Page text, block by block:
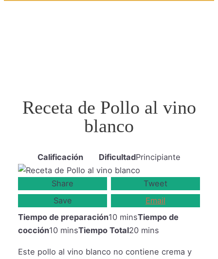
Receta de Pollo al vino
blanco
Calificación DificultadPrincipiante
Share
Tweet
Save
Email
Tiempo de preparación10 minsTiempo de
cocción10 minsTiempo Total20 mins
Este pollo al vino blanco no contiene crema y